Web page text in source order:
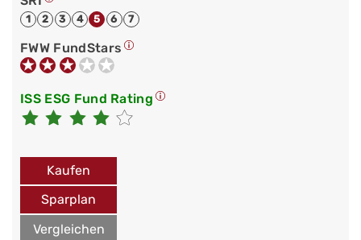
1 2 3 4 5 6 7
FWW FundStars
ISS ESG Fund Rating
Kaufen
Sparplan
Vergleichen